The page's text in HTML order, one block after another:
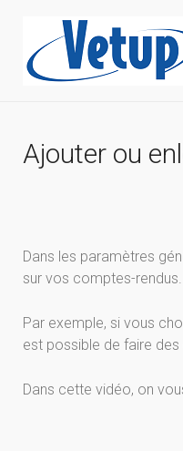
Ajouter ou
Dans les paramètres
sur vos comptes-rendus.
Par exemple, si vous
est possible de faire
Dans cette vidéo, on